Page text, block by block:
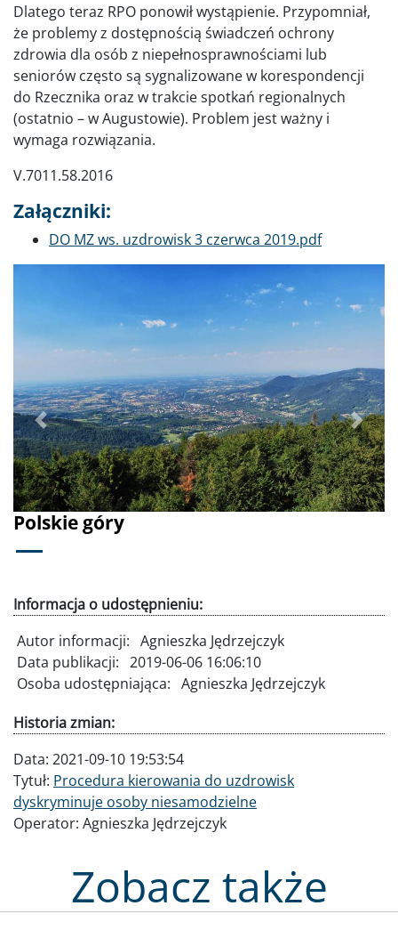
Dlatego teraz RPO ponowił wystąpienie. Przypomniał,
że problemy z dostępnością świadczeń ochrony
zdrowia dla osób z niepełnosprawnościami lub
seniorów często są sygnalizowane w korespondencji
do Rzecznika oraz w trakcie spotkań regionalnych
(ostatnio – w Augustowie). Problem jest ważny i
wymaga rozwiązania.
V.7011.58.2016
Załączniki:
Dokument
DO MZ ws. uzdrowisk 3 czerwca 2019.pdf
Polskie góry
Poprzednie Dalej
Informacja o udostępnieniu:
Autor informacji: Agnieszka Jędrzejczyk
Data publikacji: 2019-06-06 16:06:10
Osoba udostępniająca: Agnieszka Jędrzejczyk
Historia zmian:
Data: 2021-09-10 19:53:54
Tytuł: Procedura kierowania do uzdrowisk
dyskryminuje osoby niesamodzielne
Operator: Agnieszka Jędrzejczyk
Zobacz także